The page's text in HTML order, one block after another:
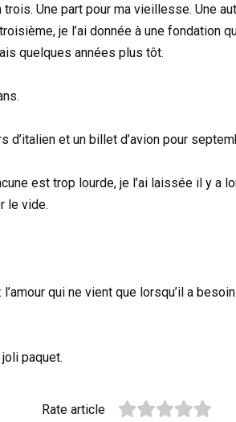
Une part pour ma vieillesse. Une
je l’ai donnée à une fondation
quelques années plus tôt.
d’italien et un billet d’avion pour
est trop lourde, je l’ai laissée il y a
le vide.
qui ne vient que lorsqu’il a
joli paquet.
Rate article